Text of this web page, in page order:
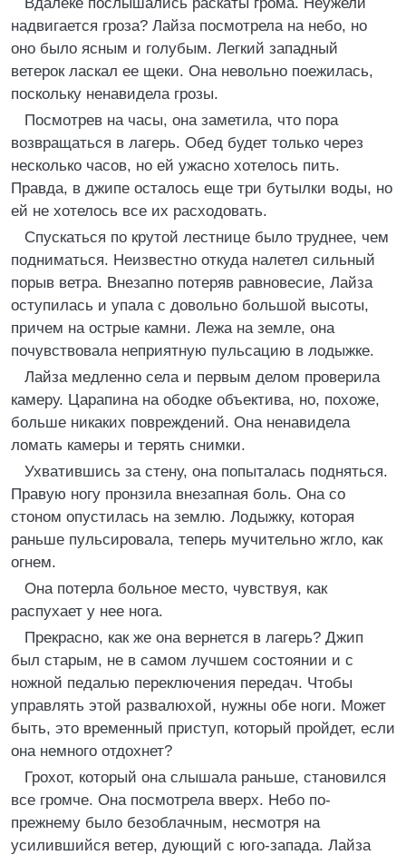
надвигается гроза? Лайза посмотрела на небо, но
оно было ясным и голубым. Легкий западный
ветерок ласкал ее щеки. Она невольно поежилась,
поскольку ненавидела грозы.
Посмотрев на часы, она заметила, что пора
возвращаться в лагерь. Обед будет только через
несколько часов, но ей ужасно хотелось пить.
Правда, в джипе осталось еще три бутылки воды, но
ей не хотелось все их расходовать.
Спускаться по крутой лестнице было труднее, чем
подниматься. Неизвестно откуда налетел сильный
порыв ветра. Внезапно потеряв равновесие, Лайза
оступилась и упала с довольно большой высоты,
причем на острые камни. Лежа на земле, она
почувствовала неприятную пульсацию в лодыжке.
Лайза медленно села и первым делом проверила
камеру. Царапина на ободке объектива, но, похоже,
больше никаких повреждений. Она ненавидела
ломать камеры и терять снимки.
Ухватившись за стену, она попыталась подняться.
Правую ногу пронзила внезапная боль. Она со
стоном опустилась на землю. Лодыжку, которая
раньше пульсировала, теперь мучительно жгло, как
огнем.
Она потерла больное место, чувствуя, как
распухает у нее нога.
Прекрасно, как же она вернется в лагерь? Джип
был старым, не в самом лучшем состоянии и с
ножной педалью переключения передач. Чтобы
управлять этой развалюхой, нужны обе ноги. Может
быть, это временный приступ, который пройдет, если
она немного отдохнет?
Грохот, который она слышала раньше, становился
все громче. Она посмотрела вверх. Небо по-
прежнему было безоблачным, несмотря на
усилившийся ветер, дующий с юго-запада. Лайза